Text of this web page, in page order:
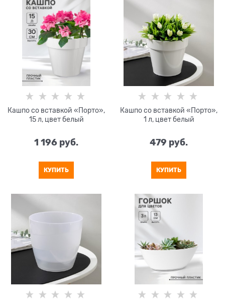
Кашпо со вставкой «Порто»,
15 л, цвет белый
1 196 руб.
КУПИТЬ
Кашпо со вставкой «Порто»,
1 л, цвет белый
479 руб.
КУПИТЬ